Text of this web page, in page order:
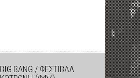
BIG BANG / ΦΕΣΤΙΒΑΛ